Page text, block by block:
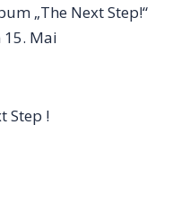
„The Next Step!“
15. Mai
Step !